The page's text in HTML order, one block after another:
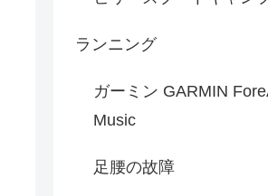
ランニング
ガーミン GARMIN
Music
足腰の故障